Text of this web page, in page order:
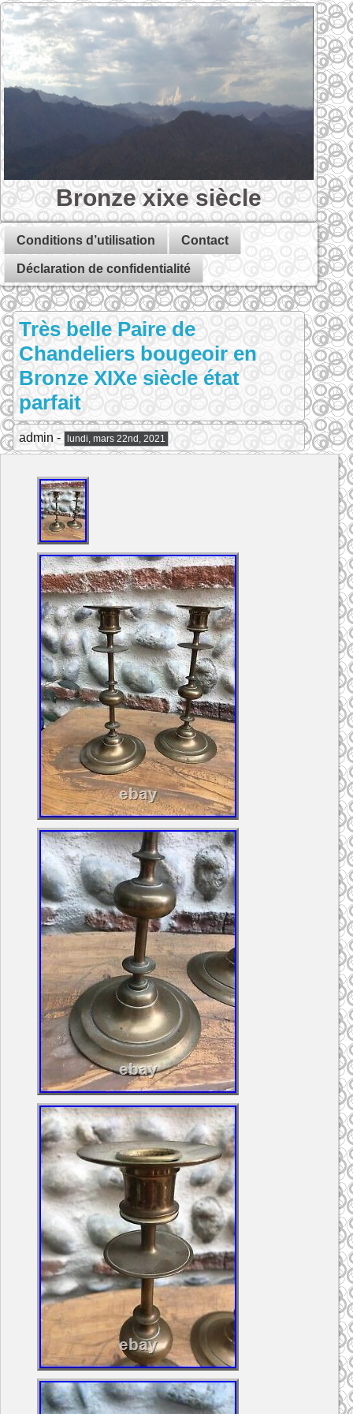
Bronze xixe siècle
Conditions d’utilisation Contact
Déclaration de confidentialité
Très belle Paire de
Chandeliers bougeoir en
Bronze XIXe siècle état
parfait
admin - lundi, mars 22nd, 2021